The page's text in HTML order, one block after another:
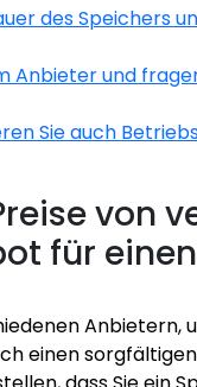
des Speichers
Anbieter und
Sie auch
von
für
Anbietern,
einen